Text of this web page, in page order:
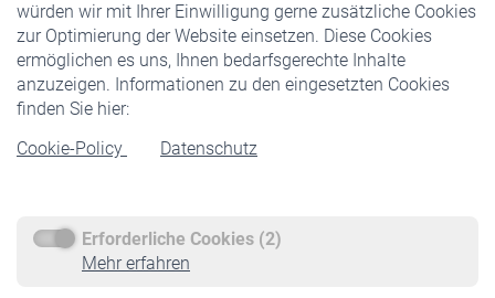
würden wir mit Ihrer Einwilligung gerne zusätzliche Cookies
zur Optimierung der Website einsetzen. Diese Cookies
ermöglichen es uns, Ihnen bedarfsgerechte Inhalte
anzuzeigen. Informationen zu den eingesetzten Cookies
finden Sie hier:
Cookie-Policy
Datenschutz
Erforderliche Cookies (2)
Mehr erfahren
Veranstaltungen
Rentner
Rentenbeginn
Rente beantragen
Service
Informationen